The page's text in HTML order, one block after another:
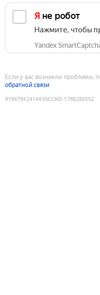
Я не робот
Нажмите, чтобы
Yandex
Если у вас возникли проблемы,
обратной связи
9194794241443563360:1786280552